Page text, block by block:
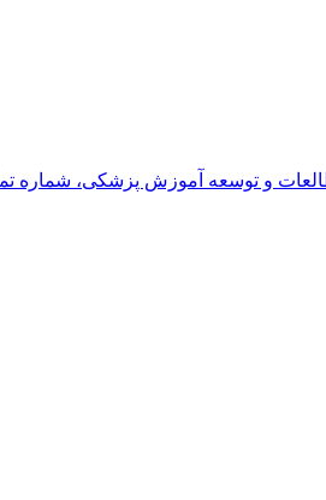
و توسعه آموزش پزشکی، شماره